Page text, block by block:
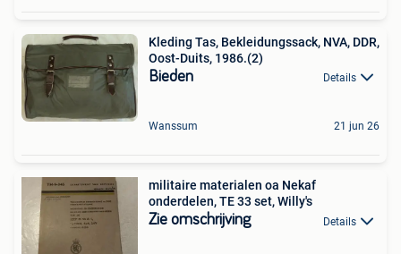
Kleding Tas, Bekleidungssack, NVA, DDR,
Oost-Duits, 1986.(2)
Bieden Details
Wanssum 21 jun 26
militaire materialen oa Nekaf
onderdelen, TE 33 set, Willy's
Zie omschrijving Details